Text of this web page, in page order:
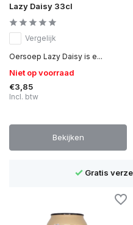
Lazy Daisy 33cl
Vergelijk
Oersoep Lazy Daisy is e...
Niet op voorraad
€3,85
Incl. btw
Bekijken